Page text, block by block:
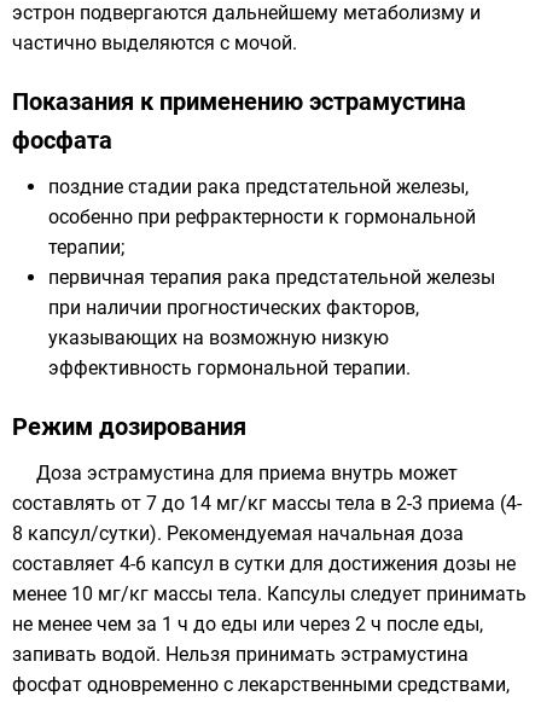
эстрон подвергаются дальнейшему метаболизму и
частично выделяются с мочой.
Показания к применению эстрамустина
фосфата
поздние стадии рака предстательной железы,
особенно при рефрактерности к гормональной
терапии;
первичная терапия рака предстательной железы
при наличии прогностических факторов,
указывающих на возможную низкую
эффективность гормональной терапии.
Режим дозирования
Доза эстрамустина для приема внутрь может
составлять от 7 до 14 мг/кг массы тела в 2-3 приема (4-
8 капсул/сутки). Рекомендуемая начальная доза
составляет 4-6 капсул в сутки для достижения дозы не
менее 10 мг/кг массы тела. Капсулы следует принимать
не менее чем за 1 ч до еды или через 2 ч после еды,
запивать водой. Нельзя принимать эстрамустина
фосфат одновременно с лекарственными средствами,